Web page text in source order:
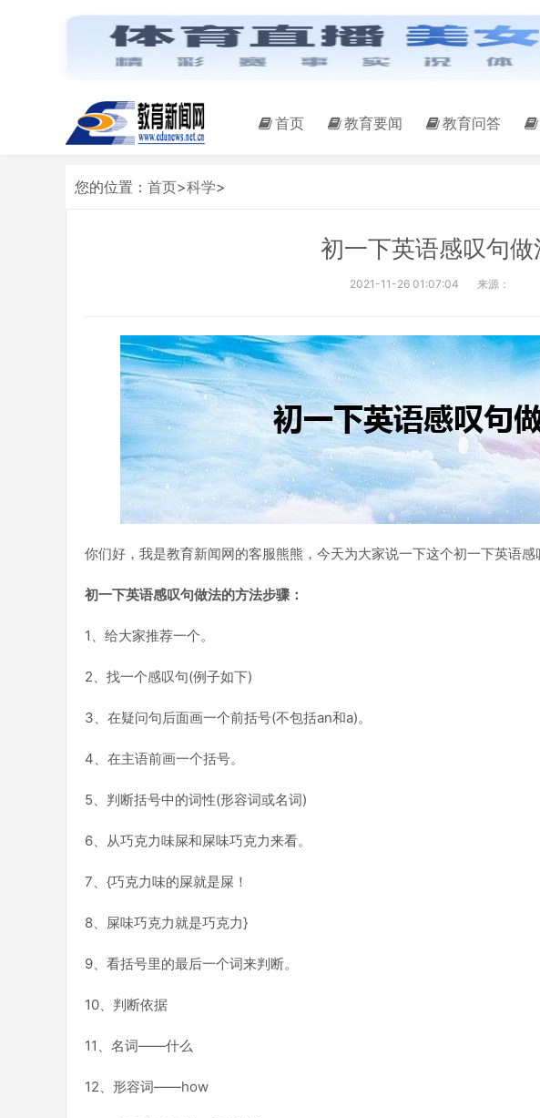
首页 教育要闻 教育问答
您的位置： 首页>科学>
初一下英语感叹句做
2021-11-26 01:07:04 来源：
你们好，我是教育新闻网的客服熊熊，今天为大家说一下这个初一下英语感
初一下英语感叹句做法的方法步骤：
1、给大家推荐一个。
2、找一个感叹句(例子如下)
3、在疑问句后面画一个前括号(不包括an和a)。
4、在主语前画一个括号。
5、判断括号中的词性(形容词或名词)
6、从巧克力味屎和屎味巧克力来看。
7、{巧克力味的屎就是屎！
8、屎味巧克力就是巧克力}
9、看括号里的最后一个词来判断。
10、判断依据
11、名词——什么
12、形容词——how